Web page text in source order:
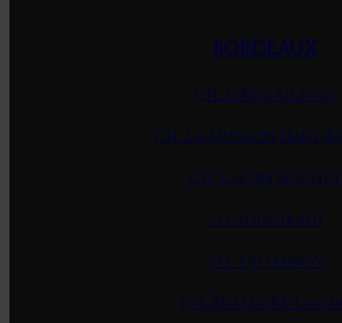
BORDEAUX
Ch. D'Armailhac
Ch. La Mission Haut-
Ch. Lafon Rochet
Ch. Suduiraut
Ch. Trotanoy
Ch. Branaire